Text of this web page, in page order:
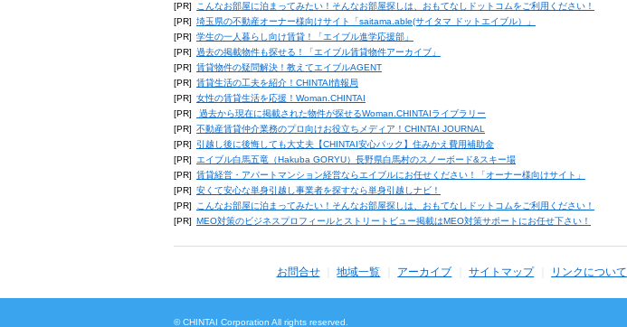
[PR]
こんなお部屋に泊まってみたい！そんなお部屋探しは、おもてなしドットコムをご利用ください！
[PR] 埼玉県の不動産オーナー様向けサイト「saitama.able(サイタマ ドットエイブル）」
[PR] 学生の一人暮らし向け賃貸！「エイブル進学応援部」
[PR] 過去の掲載物件も探せる！「エイブル賃貸物件アーカイブ」
[PR] 賃貸物件の疑問解決！教えてエイブルAGENT
[PR] 賃貸生活の工夫を紹介！CHINTAI情報局
[PR] 女性の賃貸生活を応援！Woman.CHINTAI
[PR]
過去から現在に掲載された物件が探せるWoman.CHINTAIライブラリー
[PR] 不動産賃貸仲介業務のプロ向けお役立ちメディア！CHINTAI JOURNAL
[PR]
引越し後に後悔しても大丈夫【CHINTAI安心パック】住みかえ費用補助金
[PR] エイブル白馬五竜（Hakuba GORYU）長野県白馬村のスノーボード&スキー場
[PR] 賃貸経営・アパートマンション経営ならエイブルにお任せください！「オーナー様向けサイト」
[PR] 安くて安心な単身引越し事業者を探すなら単身引越しナビ！
[PR]
こんなお部屋に泊まってみたい！そんなお部屋探しは、おもてなしドットコムをご利用ください！
[PR] MEO対策のビジネスプロフィールとストリートビュー掲載はMEO対策サポートにお任せ下さい！
お問合せ 地域一覧 アーカイブ サイトマップ リンクについて
© CHINTAI Corporation All rights reserved.